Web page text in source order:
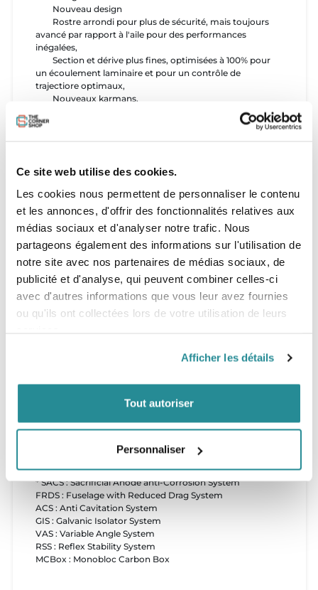
Ce site web utilise des cookies.
Les cookies nous permettent de personnaliser le contenu
et les annonces, d'offrir des fonctionnalités relatives aux
médias sociaux et d'analyser notre trafic. Nous
partageons également des informations sur l'utilisation de
notre site avec nos partenaires de médias sociaux, de
publicité et d'analyse, qui peuvent combiner celles-ci
avec d'autres informations que vous leur avez fournies
ou qu'ils ont collectées lors de votre utilisation de leurs
Afficher les détails
Tout autoriser
Personnaliser
Nouveau design
Rostre arrondi pour plus de sécurité, mais toujours
avancé par rapport à l'aile pour des performances
inégalées,
Section et dérive plus fines, optimisées à 100% pour
un écoulement laminaire et pour un contrôle de
trajectiore optimaux,
Nouveaux karmans,
Nouveau calage avec un maximum de possibilités de
réglages,
Nouveau mât :
Nouvelle architecture pour une performance
maximale,
Système anti-ventilation garanti à 0% de décrochage
Nouveau stabilisateur RTeam à profil d'aile de Race
pour une glisse et une stabilité parfaites
Nous avons conservé :
Le fuselage long pour une stabilité hors du commun,
Une seule clef de montage pour tous les éléments,
Une résistance et une rigidité hors du commun,
Une qualité imbattable.
* SACS : Sacrificial Anode anti-Corrosion System
FRDS : Fuselage with Reduced Drag System
ACS : Anti Cavitation System
GIS : Galvanic Isolator System
VAS : Variable Angle System
RSS : Reflex Stability System
MCBox : Monobloc Carbon Box